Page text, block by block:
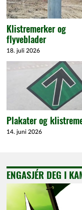
Klistremerker og
flyveblader
18. juli 2026
Plakater og
14. juni 2026
ENGASJÉR DEG I